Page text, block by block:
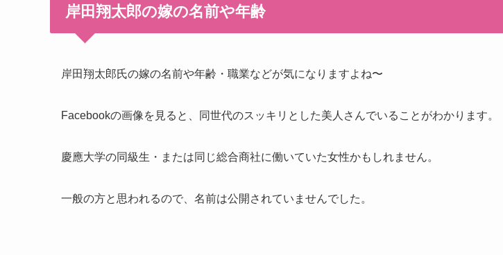
岸田翔太郎の嫁の名前や年齢
岸田翔太郎氏の嫁の名前や年齢・職業などが気になりますよね〜
Facebookの画像を見ると、同世代のスッキリとした美人さんでいることがわかります。
慶應大学の同級生・または同じ総合商社に働いていた女性かもしれません。
一般の方と思われるので、名前は公開されていませんでした。